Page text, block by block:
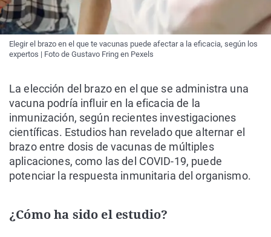
Elegir el brazo en el que te vacunas puede afectar a la eficacia, según los
expertos | Foto de Gustavo Fring en Pexels
La elección del brazo en el que se administra una
vacuna podría influir en la eficacia de la
inmunización, según recientes investigaciones
científicas. Estudios han revelado que alternar el
brazo entre dosis de vacunas de múltiples
aplicaciones, como las del COVID-19, puede
potenciar la respuesta inmunitaria del organismo.
¿Cómo ha sido el estudio?